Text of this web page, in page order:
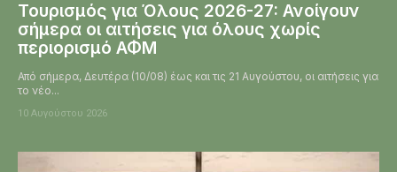
Τουρισμός για Όλους 2026-27: Ανοίγουν
σήμερα οι αιτήσεις για όλους χωρίς
περιορισμό ΑΦΜ
Από σήμερα, Δευτέρα (10/08) έως και τις 21 Αυγούστου, οι αιτήσεις για
το νέο...
10 Αυγούστου 2026